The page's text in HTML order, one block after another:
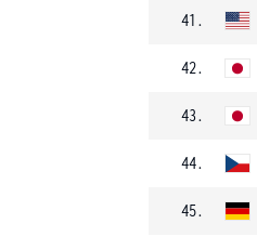
41.
42.
43.
44.
45.